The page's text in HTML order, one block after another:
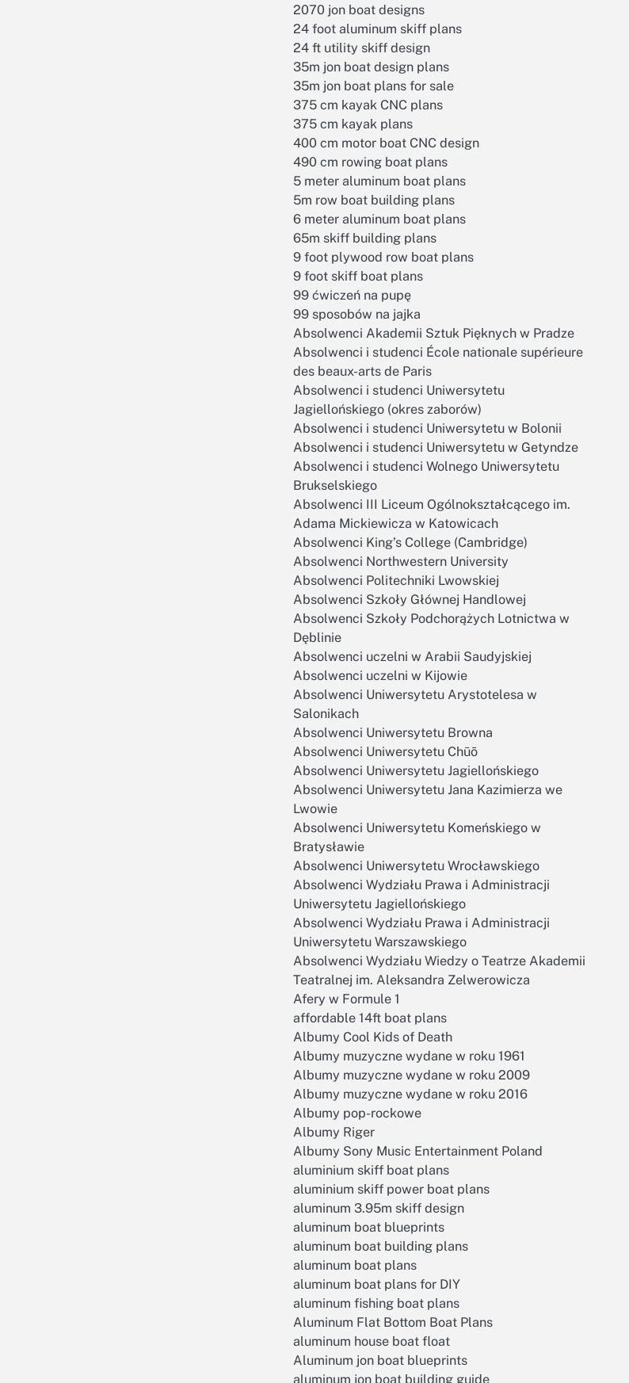
2070 jon boat designs
24 foot aluminum skiff plans
24 ft utility skiff design
35m jon boat design plans
35m jon boat plans for sale
375 cm kayak CNC plans
375 cm kayak plans
400 cm motor boat CNC design
490 cm rowing boat plans
5 meter aluminum boat plans
5m row boat building plans
6 meter aluminum boat plans
65m skiff building plans
9 foot plywood row boat plans
9 foot skiff boat plans
99 ćwiczeń na pupę
99 sposobów na jajka
Absolwenci Akademii Sztuk Pięknych w Pradze
Absolwenci i studenci École nationale supérieure
des beaux-arts de Paris
Absolwenci i studenci Uniwersytetu
Jagiellońskiego (okres zaborów)
Absolwenci i studenci Uniwersytetu w Bolonii
Absolwenci i studenci Uniwersytetu w Getyndze
Absolwenci i studenci Wolnego Uniwersytetu
Brukselskiego
Absolwenci III Liceum Ogólnokształcącego im.
Adama Mickiewicza w Katowicach
Absolwenci King’s College (Cambridge)
Absolwenci Northwestern University
Absolwenci Politechniki Lwowskiej
Absolwenci Szkoły Głównej Handlowej
Absolwenci Szkoły Podchorążych Lotnictwa w
Dęblinie
Absolwenci uczelni w Arabii Saudyjskiej
Absolwenci uczelni w Kijowie
Absolwenci Uniwersytetu Arystotelesa w
Salonikach
Absolwenci Uniwersytetu Browna
Absolwenci Uniwersytetu Chūō
Absolwenci Uniwersytetu Jagiellońskiego
Absolwenci Uniwersytetu Jana Kazimierza we
Lwowie
Absolwenci Uniwersytetu Komeńskiego w
Bratysławie
Absolwenci Uniwersytetu Wrocławskiego
Absolwenci Wydziału Prawa i Administracji
Uniwersytetu Jagiellońskiego
Absolwenci Wydziału Prawa i Administracji
Uniwersytetu Warszawskiego
Absolwenci Wydziału Wiedzy o Teatrze Akademii
Teatralnej im. Aleksandra Zelwerowicza
Afery w Formule 1
affordable 14ft boat plans
Albumy Cool Kids of Death
Albumy muzyczne wydane w roku 1961
Albumy muzyczne wydane w roku 2009
Albumy muzyczne wydane w roku 2016
Albumy pop-rockowe
Albumy Riger
Albumy Sony Music Entertainment Poland
aluminium skiff boat plans
aluminium skiff power boat plans
aluminum 3.95m skiff design
aluminum boat blueprints
aluminum boat building plans
aluminum boat plans
aluminum boat plans for DIY
aluminum fishing boat plans
Aluminum Flat Bottom Boat Plans
aluminum house boat float
Aluminum jon boat blueprints
aluminum jon boat building guide